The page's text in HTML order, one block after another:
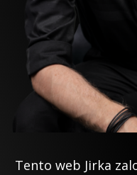
Tento web Jirka